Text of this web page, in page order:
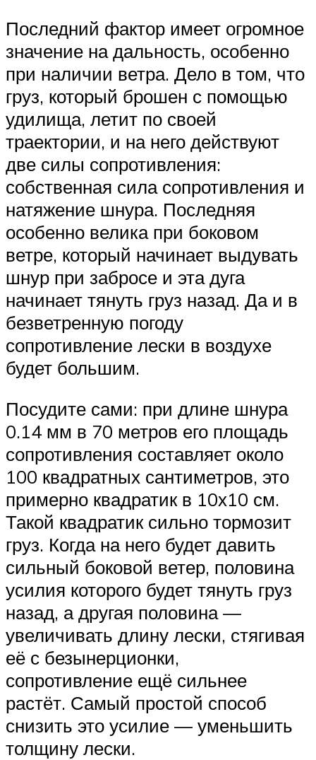
Последний фактор имеет огромное
значение на дальность, особенно
при наличии ветра. Дело в том, что
груз, который брошен с помощью
удилища, летит по своей
траектории, и на него действуют
две силы сопротивления:
собственная сила сопротивления и
натяжение шнура. Последняя
особенно велика при боковом
ветре, который начинает выдувать
шнур при забросе и эта дуга
начинает тянуть груз назад. Да и в
безветренную погоду
сопротивление лески в воздухе
будет большим.
Посудите сами: при длине шнура
0.14 мм в 70 метров его площадь
сопротивления составляет около
100 квадратных сантиметров, это
примерно квадратик в 10х10 см.
Такой квадратик сильно тормозит
груз. Когда на него будет давить
сильный боковой ветер, половина
усилия которого будет тянуть груз
назад, а другая половина —
увеличивать длину лески, стягивая
её с безынерционки,
сопротивление ещё сильнее
растёт. Самый простой способ
снизить это усилие — уменьшить
толщину лески.